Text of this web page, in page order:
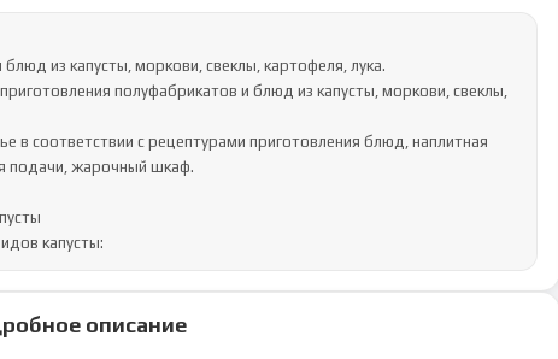
из капусты, моркови, свеклы, картофеля, лука.
полуфабрикатов и блюд из капусты, моркови, свеклы,
подачи, жарочный шкаф.
капусты:
описание